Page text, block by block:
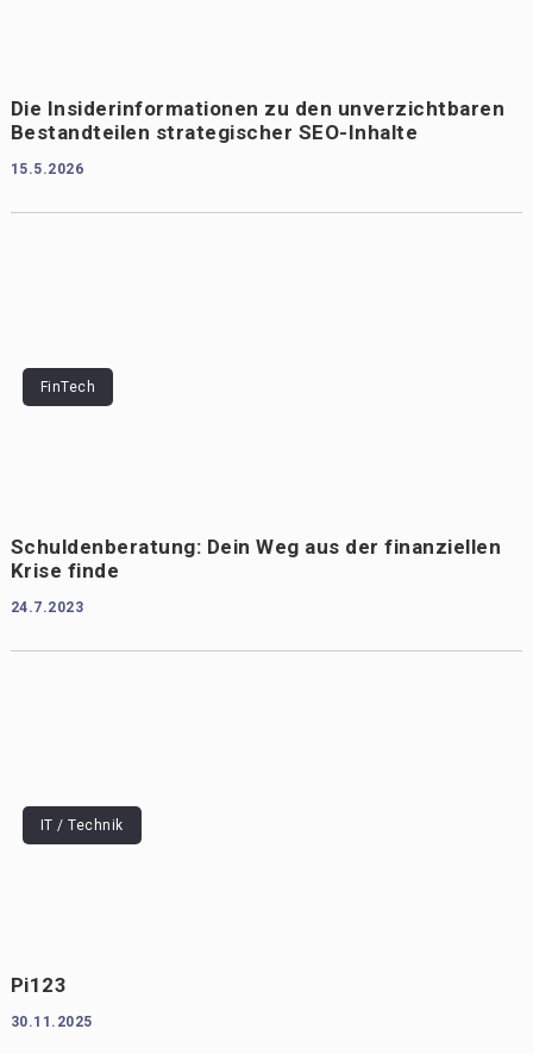
Die Insiderinformationen zu den unverzichtbaren
Bestandteilen strategischer SEO-Inhalte
15.5.2026
FinTech
Schuldenberatung: Dein Weg aus der finanziellen
Krise finde
24.7.2023
IT / Technik
Pi123
30.11.2025